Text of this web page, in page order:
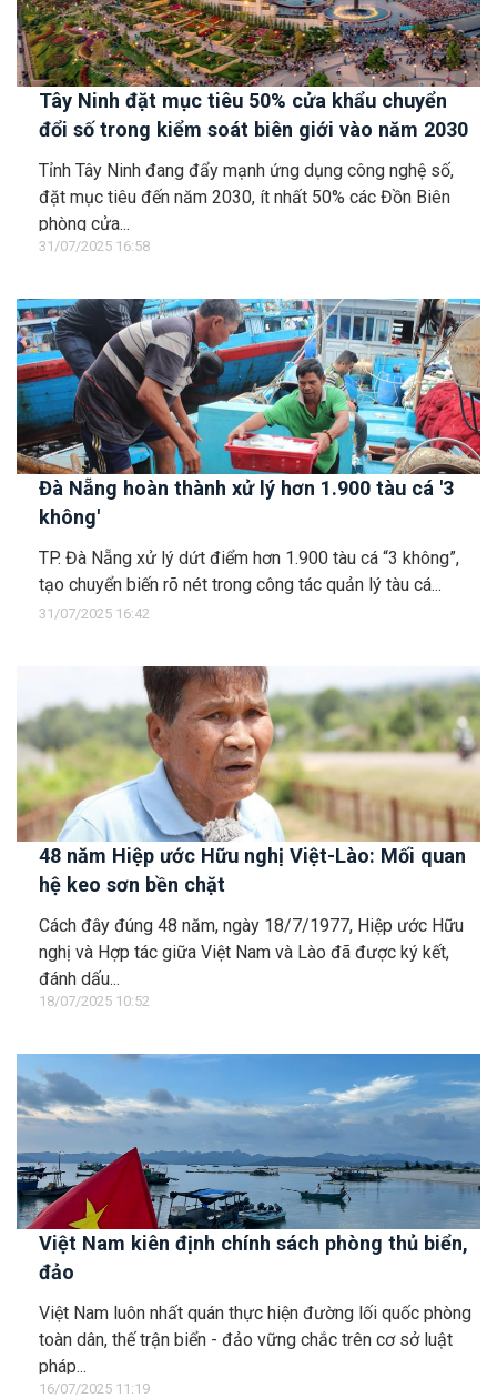
Tây Ninh đặt mục tiêu 50% cửa khẩu chuyển
đổi số trong kiểm soát biên giới vào năm 2030
Tỉnh Tây Ninh đang đẩy mạnh ứng dụng công nghệ số,
đặt mục tiêu đến năm 2030, ít nhất 50% các Đồn Biên
phòng cửa...
31/07/2025 16:58
Đà Nẵng hoàn thành xử lý hơn 1.900 tàu cá '3
không'
TP. Đà Nẵng xử lý dứt điểm hơn 1.900 tàu cá “3 không”,
tạo chuyển biến rõ nét trong công tác quản lý tàu cá...
31/07/2025 16:42
48 năm Hiệp ước Hữu nghị Việt-Lào: Mối quan
hệ keo sơn bền chặt
Cách đây đúng 48 năm, ngày 18/7/1977, Hiệp ước Hữu
nghị và Hợp tác giữa Việt Nam và Lào đã được ký kết,
đánh dấu...
18/07/2025 10:52
Việt Nam kiên định chính sách phòng thủ biển,
đảo
Việt Nam luôn nhất quán thực hiện đường lối quốc phòng
toàn dân, thế trận biển - đảo vững chắc trên cơ sở luật
pháp...
16/07/2025 11:19